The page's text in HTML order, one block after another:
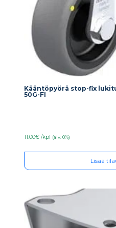
Kääntöpyörä stop-fix
50G-FI
11.00€ /kpl (alv. 0%)
Lisää